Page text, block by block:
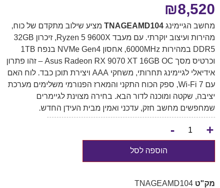
₪8,520
מחשב הגיימינג TNAGEAMD104 מציע שילוב מתקדם של כוח,
מהירות ועיצוב יוקרתי. עם מעבד Ryzen 5 9600X, זיכרון 32GB
DDR5 במהירות 6000MHz, אחסון NVMe Gen4 בנפח 1TB
וכרטיס מסך Asus Radeon RX 9070 XT 16GB OC – זהו פתרון
אידיאלי לגיימינג תחרותי, משחקי AAA ויצירת תוכן כבד. לוח האם
עם Wi-Fi 7, ספק הכוח התקני והמארז הפנורמי משלימים מערכת
יציבה, שקטה ומוכנה לדור הבא. בחירה מצוינת לגיימרים
שמחפשים מחשב חזק, עדכני ואמין מבית העידן החדש.
+
-
הוספה לסל
מק"ט TNAGEAMD104